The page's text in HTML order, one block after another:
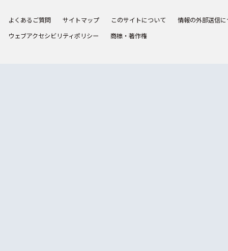
よくあるご質問 サイトマップ このサイトについて
情報の外部送信
ウェブアクセシビリティポリシー
商標・著作権